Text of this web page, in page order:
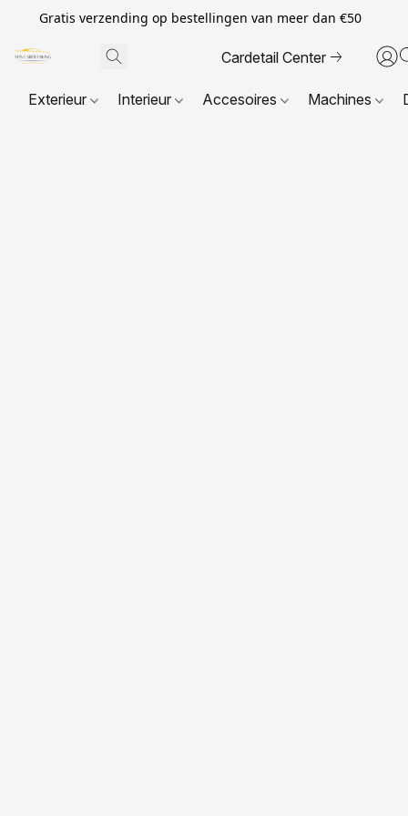
Gratis verzending op bestellingen van meer dan €50
Cardetail Center
Exterieur Interieur Accesoires Machines